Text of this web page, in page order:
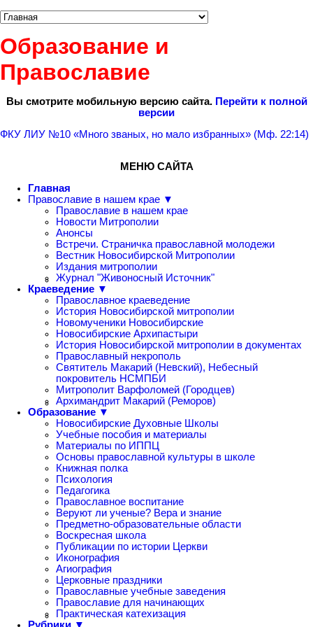
Образование и
Православие
Вы смотрите мобильную версию сайта. Перейти к полной
версии
ФКУ ЛИУ №10 «Много званых, но мало избранных» (Мф. 22:14)
МЕНЮ САЙТА
Главная
Православие в нашем крае ▼
Православие в нашем крае
Новости Митрополии
Анонсы
Встречи. Страничка православной молодежи
Вестник Новосибирской Митрополии
Издания митрополии
Журнал "Живоносный Источник"
Краеведение ▼
Православное краеведение
История Новосибирской митрополии
Новомученики Новосибирские
Новосибирские Архипастыри
История Новосибирской митрополии в документах
Православный некрополь
Святитель Макарий (Невский), Небесный
покровитель НСМПБИ
Митрополит Варфоломей (Городцев)
Архимандрит Макарий (Реморов)
Образование ▼
Новосибирские Духовные Школы
Учебные пособия и материалы
Материалы по ИППЦ
Основы православной культуры в школе
Книжная полка
Психология
Педагогика
Православное воспитание
Веруют ли ученые? Вера и знание
Предметно-образовательные области
Воскресная школа
Публикации по истории Церкви
Иконография
Агиография
Церковные праздники
Православные учебные заведения
Православие для начинающих
Практическая катехизация